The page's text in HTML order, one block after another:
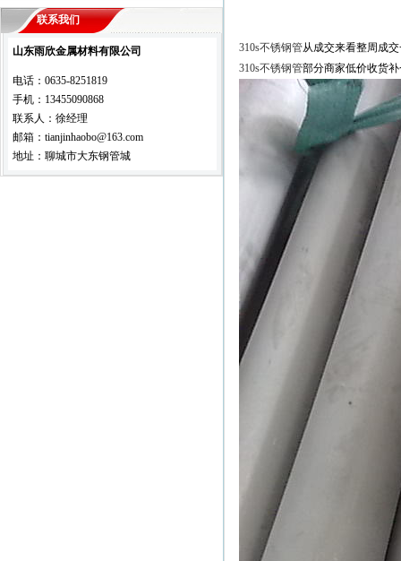
联系我们
山东雨欣金属材料有限公司
电话：0635-8251819
手机：13455090868
联系人：徐经理
邮箱：tianjinhaobo@163.com
地址：聊城市大东钢管城
310s不锈钢管从成交来看整周成
310s不锈钢管部分商家低价收货